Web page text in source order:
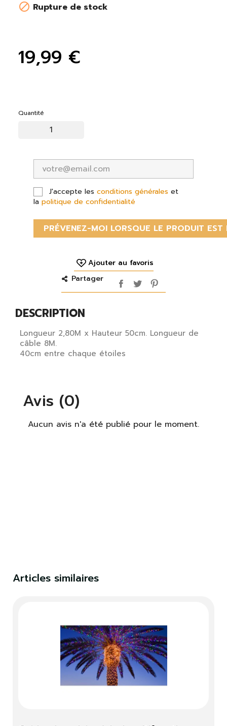
DESCRIPTION
Longueur 2,80M x Hauteur 50cm. Longueur de
câble 8M.
40cm entre chaque étoiles
 Rupture de stock
19,99 €
Quantité
J'accepte les conditions générales et
la politique de confidentialité
PRÉVENEZ-MOI LORSQUE LE PRODUIT EST
Ajouter au favoris
Partager
Avis (0)
Aucun avis n'a été publié pour le moment.
Articles similaires